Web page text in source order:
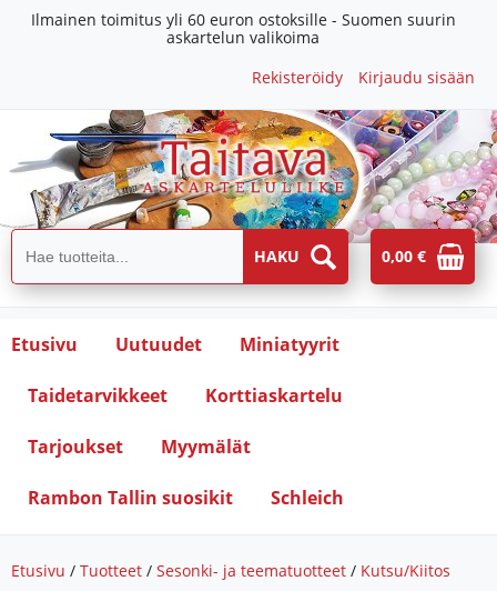
Ilmainen toimitus yli 60 euron ostoksille - Suomen suurin
askartelun valikoima
Rekisteröidy
Kirjaudu sisään
0,00 €
Etusivu Uutuudet Miniatyyrit
Taidetarvikkeet Korttiaskartelu
Tarjoukset Myymälät
Rambon Tallin suosikit Schleich
Etusivu / Tuotteet / Sesonki- ja teematuotteet / Kutsu/Kiitos